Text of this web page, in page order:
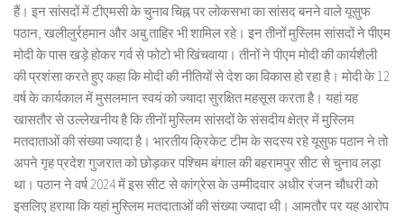
हैं। इन सांसदों में टीएमसी के चुनाव चिह्न पर लोकसभा का सांसद बनने वाले यूसुफ
पठान, खलीलुर्रहमान और अबु ताहिर भी शामिल रहे। इन तीनों मुस्लिम सांसदों ने पीएम
मोदी के पास खड़े होकर गर्व से फोटो भी खिंचवाया। तीनों ने पीएम मोदी की कार्यशैली
की प्रशंसा करते हुए कहा कि मोदी की नीतियों से देश का विकास हो रहा है। मोदी के 12
वर्ष के कार्यकाल में मुसलमान स्वयं को ज्यादा सुरक्षित महसूस करता है। यहां यह
खासतौर से उल्लेखनीय है कि तीनों मुस्लिम सांसदों के संसदीय क्षेत्र में मुस्लिम
मतदाताओं की संख्या ज्यादा है। भारतीय क्रिकेट टीम के सदस्य रहे यूसुफ पठान ने तो
अपने गृह प्रदेश गुजरात को छोड़कर पश्चिम बंगाल की बहरामपुर सीट से चुनाव लड़ा
था। पठान ने वर्ष 2024 में इस सीट से कांग्रेस के उम्मीदवार अधीर रंजन चौधरी को
इसलिए हराया कि यहां मुस्लिम मतदाताओं की संख्या ज्यादा थी। आमतौर पर यह आरोप